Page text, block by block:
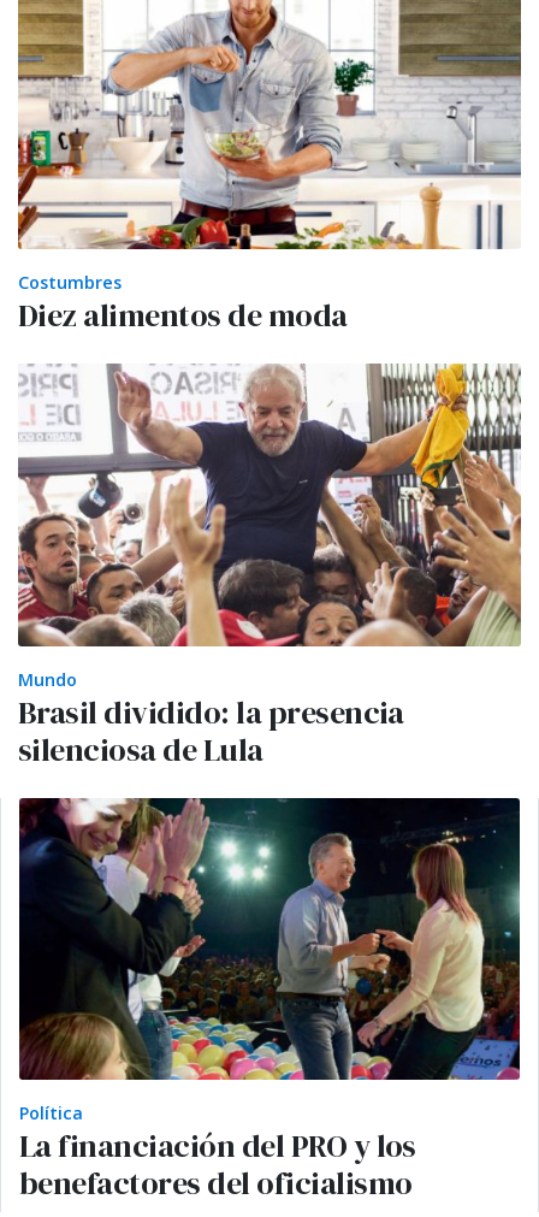
Costumbres
Diez alimentos de moda
Mundo
Brasil dividido: la presencia
silenciosa de Lula
Política
La financiación del PRO y los
benefactores del oficialismo